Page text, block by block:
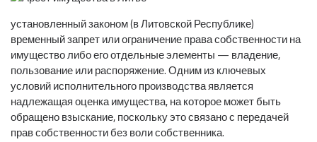
установленный законом (в Литовской Республике)
временный запрет или ограничение права собственности на
имущество либо его отдельные элементы — владение,
пользование или распоряжение. Одним из ключевых
условий исполнительного производства является
надлежащая оценка имущества, на которое может быть
обращено взыскание, поскольку это связано с передачей
прав собственности без воли собственника.